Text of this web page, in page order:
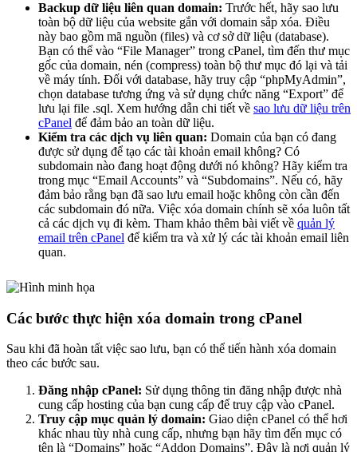
Backup dữ liệu liên quan domain: Trước hết, hãy sao lưu
toàn bộ dữ liệu của website gắn với domain sắp xóa. Điều
này bao gồm mã nguồn (files) và cơ sở dữ liệu (database).
Bạn có thể vào “File Manager” trong cPanel, tìm đến thư mục
gốc của domain, nén (compress) toàn bộ thư mục đó lại và tải
về máy tính. Đối với database, hãy truy cập “phpMyAdmin”,
chọn database tương ứng và sử dụng chức năng “Export” để
lưu lại file .sql. Xem hướng dẫn chi tiết về sao lưu dữ liệu trên
cPanel để đảm bảo an toàn dữ liệu.
Kiểm tra các dịch vụ liên quan: Domain của bạn có đang
được sử dụng để tạo các tài khoản email không? Có
subdomain nào đang hoạt động dưới nó không? Hãy kiểm tra
trong mục “Email Accounts” và “Subdomains”. Nếu có, hãy
đảm bảo rằng bạn đã sao lưu email hoặc không còn cần đến
các subdomain đó nữa. Việc xóa domain chính sẽ xóa luôn tất
cả các dịch vụ đi kèm. Tham khảo thêm bài viết về quản lý
email trên cPanel để kiểm tra và xử lý các tài khoản email liên
quan.
Các bước thực hiện xóa domain trong cPanel
Sau khi đã hoàn tất việc sao lưu, bạn có thể tiến hành xóa domain
theo các bước sau.
Đăng nhập cPanel: Sử dụng thông tin đăng nhập được nhà
cung cấp hosting của bạn cung cấp để truy cập vào cPanel.
Truy cập mục quản lý domain: Giao diện cPanel có thể hơi
khác nhau tùy nhà cung cấp, nhưng bạn hãy tìm đến mục có
tên là “Domains” hoặc “Addon Domains”. Đây là nơi quản lý